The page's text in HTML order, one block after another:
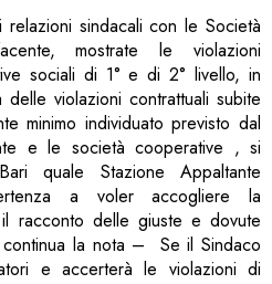
sindacali con le Società
mostrate le violazioni
sociali di 1° e di 2° livello, in
violazioni contrattuali subite
minimo individuato previsto dal
e le società cooperative , si
quale Stazione Appaltante
a voler accogliere la
racconto delle giuste e dovute
la nota – Se il Sindaco
e accerterà le violazioni di